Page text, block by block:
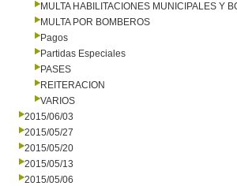
MULTA HABILITACIONES MUNICIPALES Y
MULTA POR BOMBEROS
Pagos
Partidas Especiales
PASES
REITERACION
VARIOS
2015/06/03
2015/05/27
2015/05/20
2015/05/13
2015/05/06